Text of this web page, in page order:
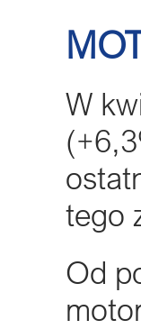
W
tego
Od